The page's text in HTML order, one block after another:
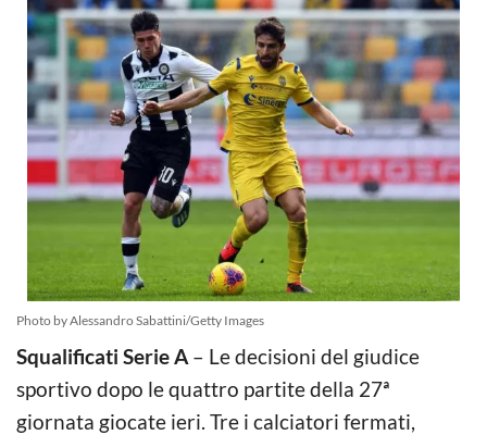
Photo by Alessandro Sabattini/Getty Images
Squalificati Serie A – Le decisioni del giudice
sportivo dopo le quattro partite della 27ª
giornata giocate ieri. Tre i calciatori fermati,